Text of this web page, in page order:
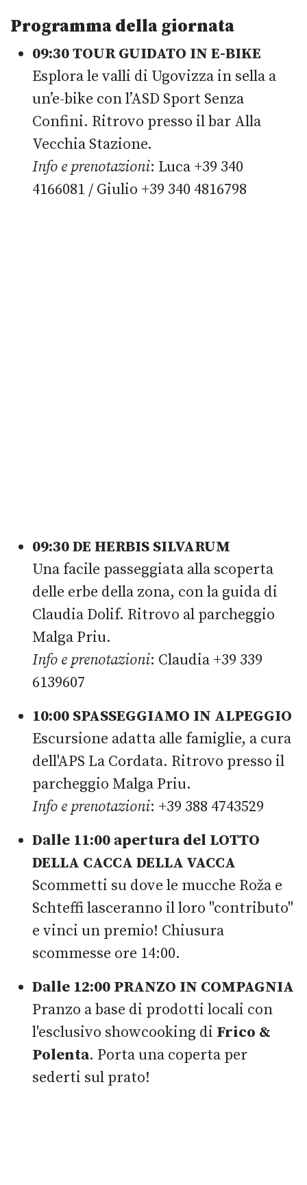
Programma della giornata
09:30 TOUR GUIDATO IN E-BIKE
Esplora le valli di Ugovizza in sella a
un’e-bike con l’ASD Sport Senza
Confini. Ritrovo presso il bar Alla
Vecchia Stazione.
Info e prenotazioni: Luca +39 340
4166081 / Giulio +39 340 4816798
09:30 DE HERBIS SILVARUM
Una facile passeggiata alla scoperta
delle erbe della zona, con la guida di
Claudia Dolif. Ritrovo al parcheggio
Malga Priu.
Info e prenotazioni: Claudia +39 339
6139607
10:00 SPASSEGGIAMO IN ALPEGGIO
Escursione adatta alle famiglie, a cura
dell'APS La Cordata. Ritrovo presso il
parcheggio Malga Priu.
Info e prenotazioni: +39 388 4743529
Dalle 11:00 apertura del LOTTO
DELLA CACCA DELLA VACCA
Scommetti su dove le mucche Roža e
Schteffi lasceranno il loro "contributo"
e vinci un premio! Chiusura
scommesse ore 14:00.
Dalle 12:00 PRANZO IN COMPAGNIA
Pranzo a base di prodotti locali con
l'esclusivo showcooking di Frico &
Polenta. Porta una coperta per
sederti sul prato!